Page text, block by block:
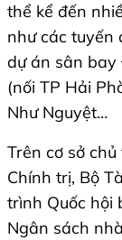
thể kể đến
như các tuyến
dự án sân bay
(nối TP Hải
Như Nguyệt…
Trên cơ sở
Chính trị, Bộ
trình Quốc hội
Ngân sách